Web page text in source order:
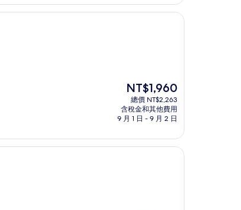
NT$3,420
現
在
價
格
NT$1,960
NT$1,960
總價 NT$2,263
含稅金和其他費用
9 月 1 日 - 9 月 2 日